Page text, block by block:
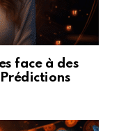
face à des